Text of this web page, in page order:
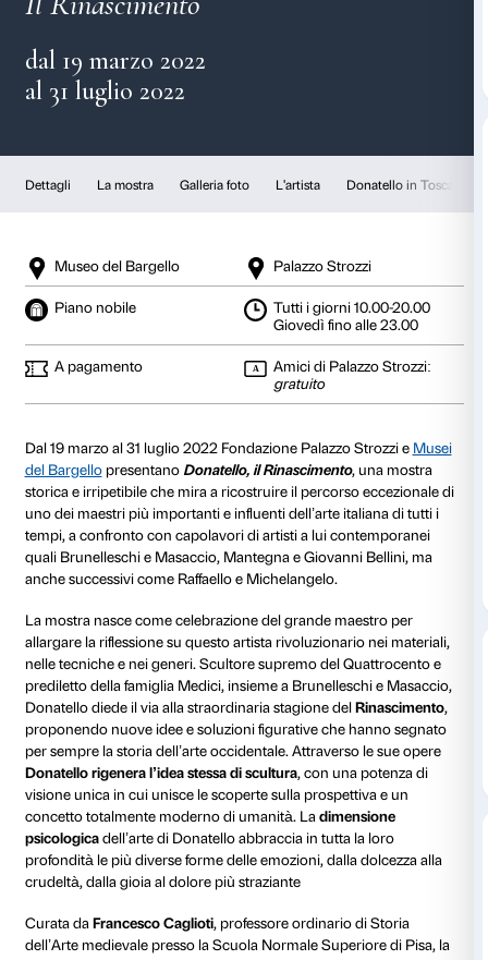
Donatello
Il Rinascimento
al 31 luglio 2022
Dettagli La mostra Galleria foto L'artista
Museo del Bargello Palazzo
Piano nobile Tutti i giorni
A pagamento
Amici di
gratuito
Dal 19 marzo al 31 luglio 2022 Fondazione Palazzo
del BargellopresentanoDonatello, il Rinascimento
storica e irripetibile che mira a ricostruire il percorso
uno dei maestri più importanti e influenti dell’arte
tempi, a confronto con capolavori di artisti a lui
anche successivi come Raffaello e Michelangelo.